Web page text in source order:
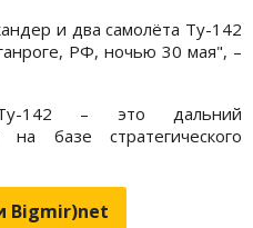
и два самолёта Ту-142
РФ, ночью 30 мая", –
142 – это дальний
на базе стратегического
Bigmir)net